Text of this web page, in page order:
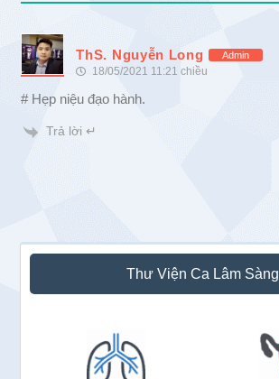
ThS. Nguyễn Long Admin
18/05/2021 11:21 chiều
# Hẹp niệu đạo hành.
Trả lời ↵
Sidebar
chính
Thư Viện Ca Lâm Sàng